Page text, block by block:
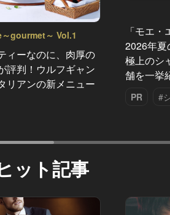
gourmet～ Vol.1
ィーなのに、肉厚の
評判！ウルフギャン
リアンの新メニュー
「モエ
2026年夏
極上のシ
舗を一挙
PR #
ット記事